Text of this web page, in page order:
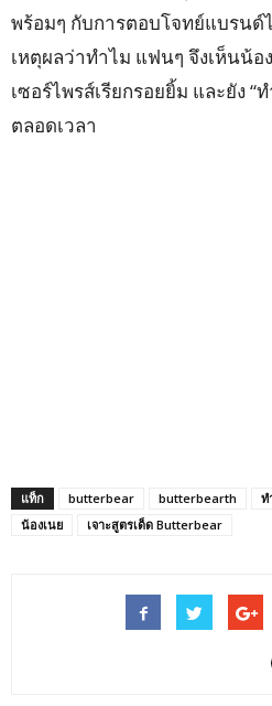
พร้อมๆ กับการตอบโจทย์แบรน
เหตุผลว่าทำไม แฟนๆ จึงเห็นน้อ
เซอร์ไพรส์เรียกรอยยิ้ม และยัง “
ตลอดเวลา
แท็ก butterbear butterbearth ท
น้องเนย
เจาะสูตรเด็ด Butterbear